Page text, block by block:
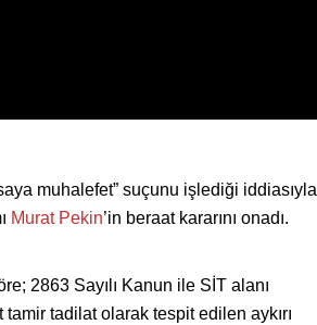
muhalefet” suçunu işlediği iddiasıyla
Murat Pekin’in beraat kararını onadı.
2863 Sayılı Kanun ile SİT alanı
tadilat olarak tespit edilen aykırı